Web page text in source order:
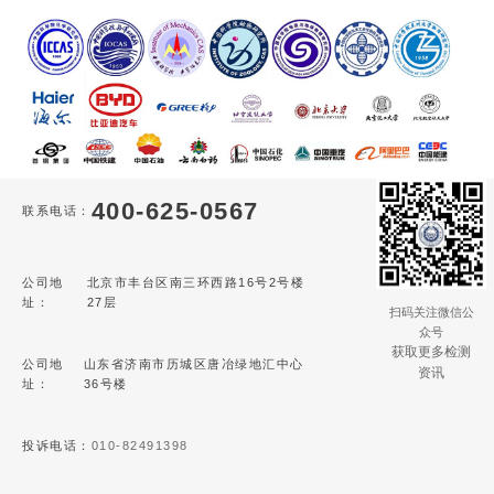
联系电话： 400-625-0567
公司地
址：
北京市丰台区南三环西路16号2号楼
27层
公司地
址：
山东省济南市历城区唐冶绿地汇中心
36号楼
投诉电话： 010-82491398
扫码关注微信公
众号
获取更多检测
资讯